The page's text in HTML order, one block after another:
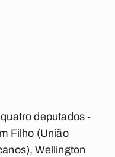
deputados -
Filho (União
Wellington